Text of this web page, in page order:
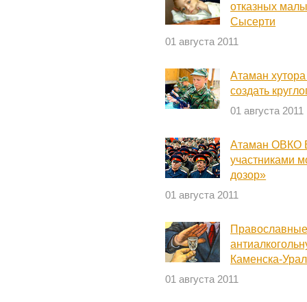
отказных
Сысерти
01 августа 2011
Атаман
создать
01 августа 2011
Атаман ОВКО
участниками
дозор»
01 августа 2011
Каменска-
01 августа 2011